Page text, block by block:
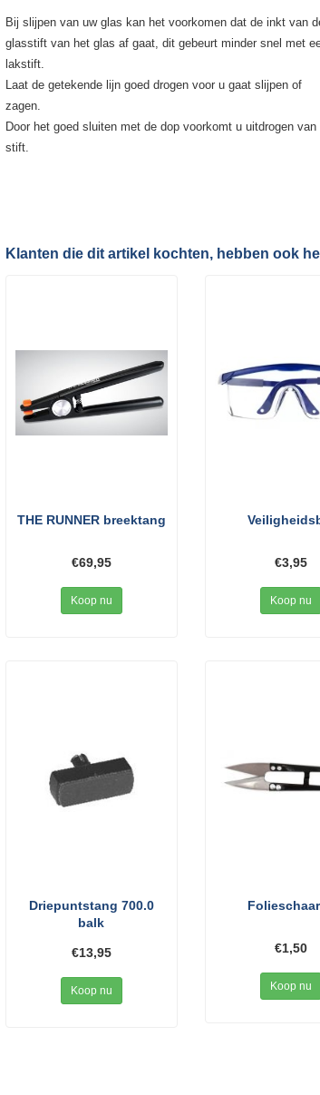
Bij slijpen van uw glas kan het voorkomen dat de inkt van
glasstift van het glas af gaat, dit gebeurt minder snel met
lakstift.
Laat de getekende lijn goed drogen voor u gaat slijpen of
zagen.
Door het goed sluiten met de dop voorkomt u uitdrogen van
stift.
Klanten die dit artikel kochten, hebben ook
THE RUNNER breektang
€69,95
Koop nu
€3,95
Koop nu
Driepuntstang 700.0
balk
€13,95
Koop nu
€1,50
Koop nu